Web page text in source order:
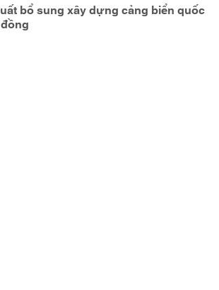
bổ sung xây dựng cảng biển quốc